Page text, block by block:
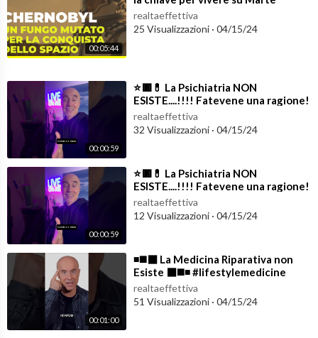
rinciples/
(2) Disponibile adesso “psiq: Salute Mentale: Istruzioni per l’us
o”, il nuovo libro del Dr. Valerio Rosso:
ure anchehttps://www.psiq.it
(3) Abbonati a questo canale per sostenere il mio progetto divu
lgativo, per partecipare agli eventi LIVE e per ottenere tutti i v
antaggi (sconti e anteprime):
https://www.youtube.com/channe....l/UCVyGg6yFJJAPVS9NT
00:05:44
realtaeffettiva
25 Visualizzazioni · 04/15/24
00:00:59
⁣⭐️🟥💊 La Psichiatria NON
ESISTE....!!!! Fatevene una ragione!
🧬🔳⭐️ #lifestylemedicine
realtaeffettiva
32 Visualizzazioni · 04/15/24
00:00:59
⁣⭐️🟥💊 La Psichiatria NON
ESISTE....!!!! Fatevene una ragione!
🧬🔳⭐️ #lifestylemedicine
realtaeffettiva
12 Visualizzazioni · 04/15/24
00:01:00
⁣◾️◼️⬛️ La Medicina Riparativa non
Esiste ⬛️◼️◾️ #lifestylemedicine
realtaeffettiva
51 Visualizzazioni · 04/15/24